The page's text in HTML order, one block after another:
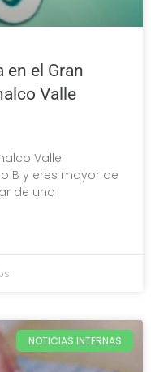
en el Gran
Valle
Valle
B y eres mayor de
de una
NOTICIAS INTERNAS